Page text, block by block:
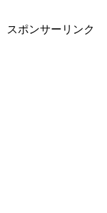
スポンサーリンク